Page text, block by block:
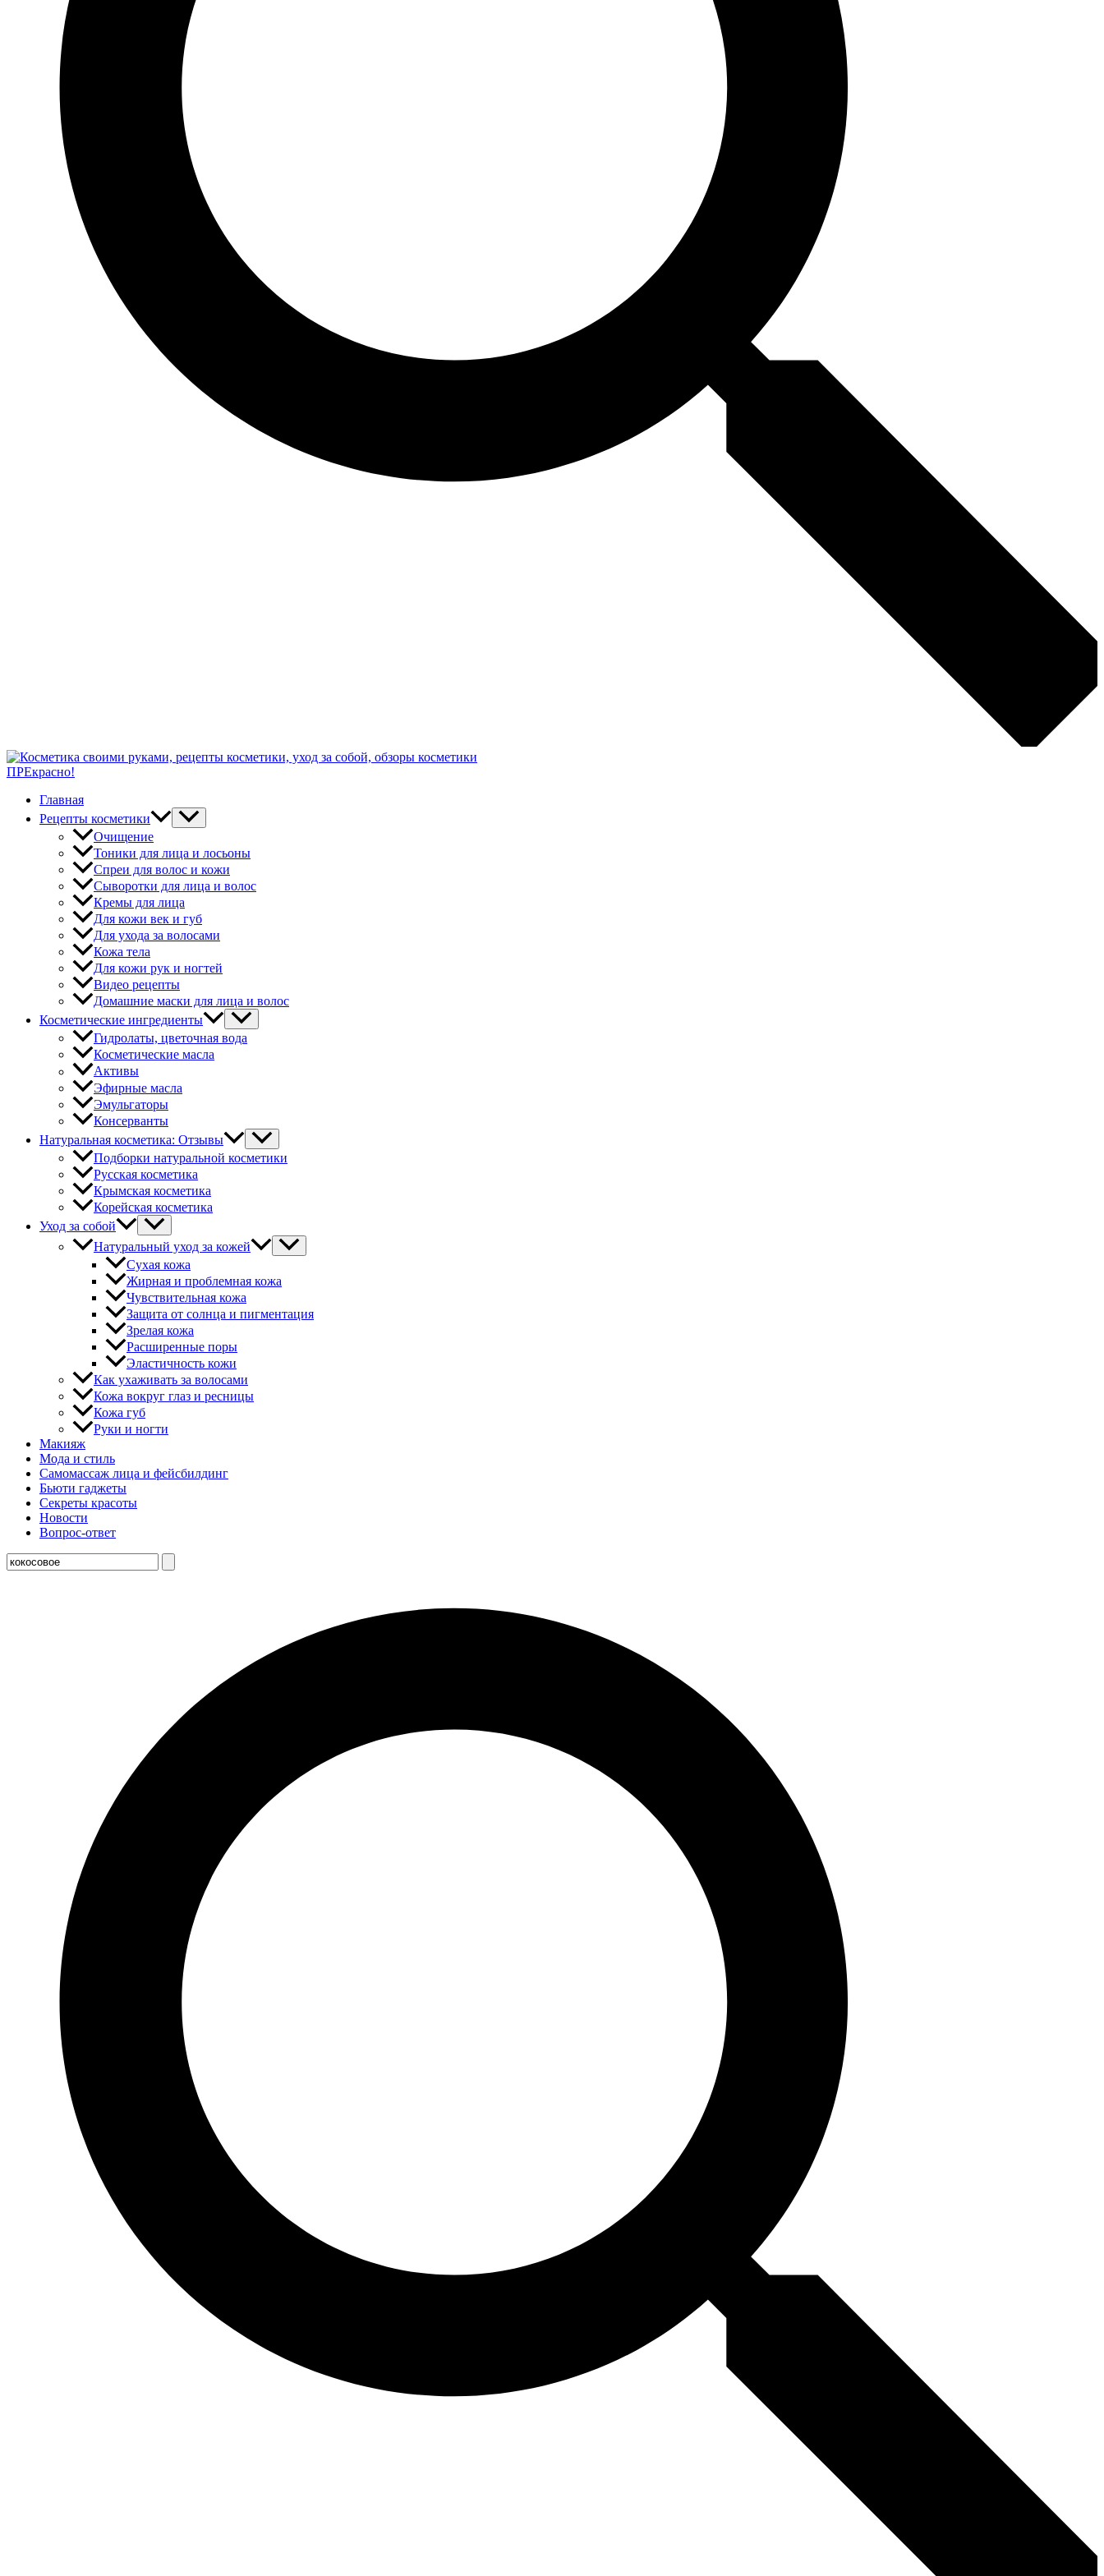
ПРЕкрасно!
Главная
Рецепты косметики
Очищение
Тоники для лица и лосьоны
Спреи для волос и кожи
Сыворотки для лица и волос
Кремы для лица
Для кожи век и губ
Для ухода за волосами
Кожа тела
Для кожи рук и ногтей
Видео рецепты
Домашние маски для лица и волос
Косметические ингредиенты
Гидролаты, цветочная вода
Косметические масла
Активы
Эфирные масла
Эмульгаторы
Консерванты
Натуральная косметика: Отзывы
Подборки натуральной косметики
Русская косметика
Крымская косметика
Корейская косметика
Уход за собой
Натуральный уход за кожей
Сухая кожа
Жирная и проблемная кожа
Чувствительная кожа
Защита от солнца и пигментация
Зрелая кожа
Расширенные поры
Эластичность кожи
Как ухаживать за волосами
Кожа вокруг глаз и ресницы
Кожа губ
Руки и ногти
Макияж
Мода и стиль
Самомассаж лица и фейсбилдинг
Бьюти гаджеты
Секреты красоты
Новости
Вопрос-ответ
Поиск: